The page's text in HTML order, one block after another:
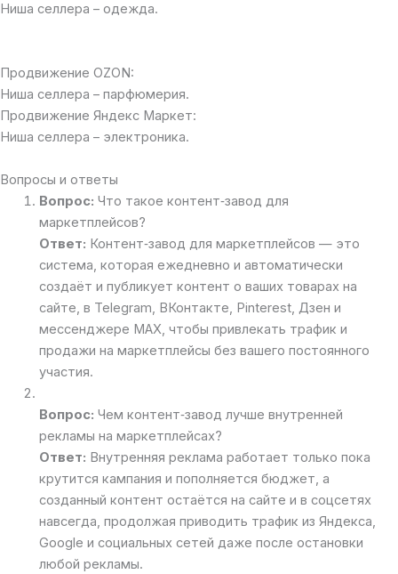
Ниша селлера – одежда.
Продвижение OZON:
Ниша селлера – парфюмерия.
Продвижение Яндекс Маркет:
Ниша селлера – электроника.
Вопросы и ответы
Вопрос: Что такое контент‑завод для
маркетплейсов?
Ответ: Контент‑завод для маркетплейсов — это
система, которая ежедневно и автоматически
создаёт и публикует контент о ваших товарах на
сайте, в Telegram, ВКонтакте, Pinterest, Дзен и
мессенджере MAX, чтобы привлекать трафик и
продажи на маркетплейсы без вашего постоянного
участия.
Вопрос: Чем контент‑завод лучше внутренней
рекламы на маркетплейсах?
Ответ: Внутренняя реклама работает только пока
крутится кампания и пополняется бюджет, а
созданный контент остаётся на сайте и в соцсетях
навсегда, продолжая приводить трафик из Яндекса,
Google и социальных сетей даже после остановки
любой рекламы.